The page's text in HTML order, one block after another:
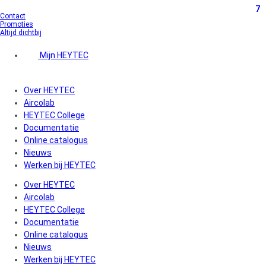
Ga
naar
de
Contact
Promoties
Altijd dichtbij
Mijn HEYTEC
Over HEYTEC
Aircolab
HEYTEC College
Documentatie
Online catalogus
Nieuws
Werken bij HEYTEC
7
Over HEYTEC
Aircolab
HEYTEC College
Documentatie
Online catalogus
Nieuws
Werken bij HEYTEC
7
7